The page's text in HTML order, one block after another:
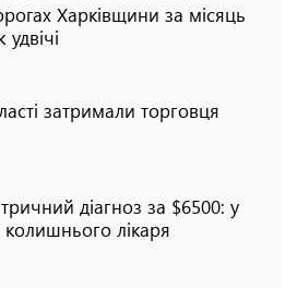
Харківщини за місяць
затримали торговця
діагноз за $6500: у
лікаря